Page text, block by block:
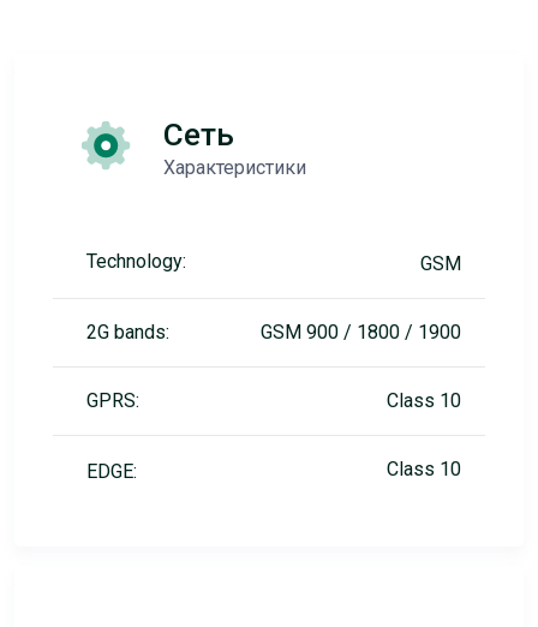
Сеть
Характеристики
Technology: GSM
2G bands: GSM 900 / 1800 / 1900
GPRS: Class 10
EDGE: Class 10